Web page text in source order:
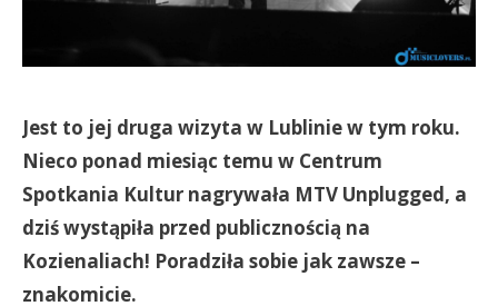
Jest to jej druga wizyta w Lublinie w tym roku.
Nieco ponad miesiąc temu w Centrum
Spotkania Kultur nagrywała MTV Unplugged, a
dziś wystąpiła przed publicznością na
Kozienaliach! Poradziła sobie jak zawsze –
znakomicie.